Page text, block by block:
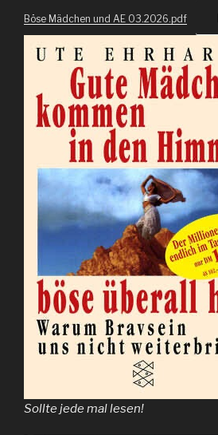
Böse Mädchen und AE 03.2026.pdf
Sollte jede mal lesen!